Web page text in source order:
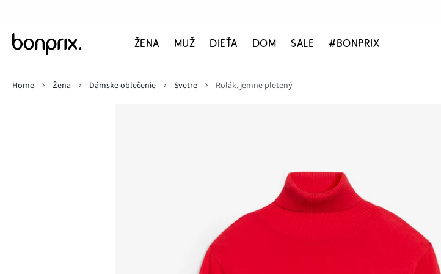
ŽENA MUŽ DIEŤA DOM SALE #BONPRIX
Home
Žena Dámske oblečenie Svetre Rolák, jemne pletený